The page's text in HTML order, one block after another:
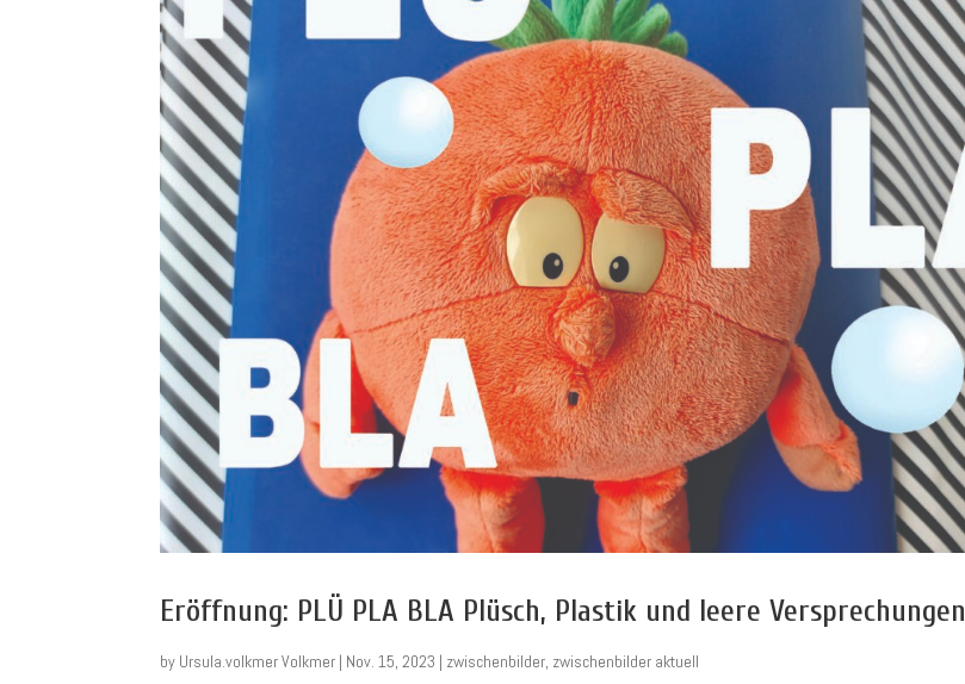
Eröffnung: PLÜ PLA BLA Plüsch, Plastik und leere Versprechungen
by Ursula.volkmer Volkmer | Nov. 15, 2023 | zwischenbilder, zwischenbilder aktuell